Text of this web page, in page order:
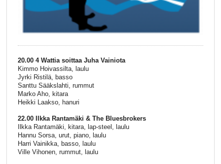
20.00 4 Wattia soittaa Juha Vainiota
Kimmo Hoivassilta, laulu
Jyrki Ristilä, basso
Santtu Sääkslahti, rummut
Marko Aho, kitara
Heikki Laakso, hanuri
22.00 Ilkka Rantamäki & The Bluesbrokers
Ilkka Rantamäki, kitara, lap-steel, laulu
Hannu Sorsa, urut, piano, laulu
Harri Vainikka, basso, laulu
Ville Vihonen, rummut, laulu